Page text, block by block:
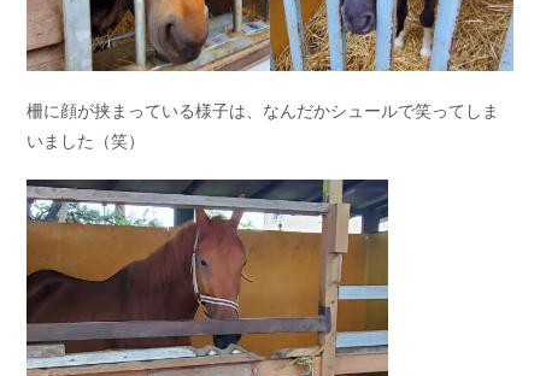
柵に顔が挟まっている様子は、なんだかシュールで笑ってしま
いました（笑）